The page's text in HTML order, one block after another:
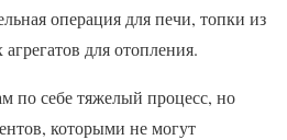
операция для печи, топки из
для отопления.
себе тяжелый процесс, но
которыми не могут